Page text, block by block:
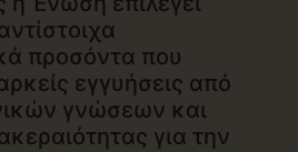
προσόντα που
εγγυήσεις από
γνώσεων και
για την